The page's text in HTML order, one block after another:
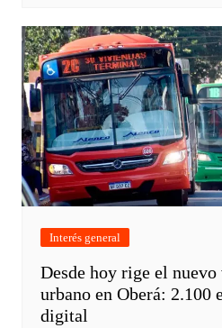
Interés general
Desde hoy rige el
urbano en Oberá: 2.100
digital